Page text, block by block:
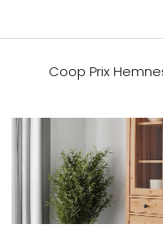
Coop Prix